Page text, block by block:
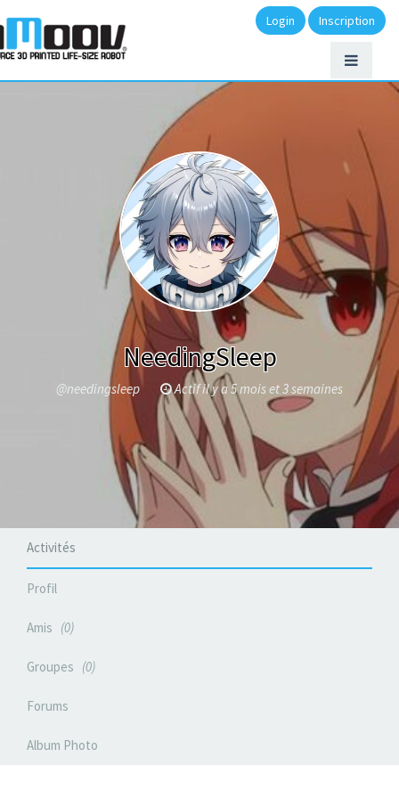
Login Inscription
NeedingSleep
@needingsleep Actif il y a 5 mois et 3 semaines
Activités
Profil
Amis 0
Groupes 0
Forums
Album Photo